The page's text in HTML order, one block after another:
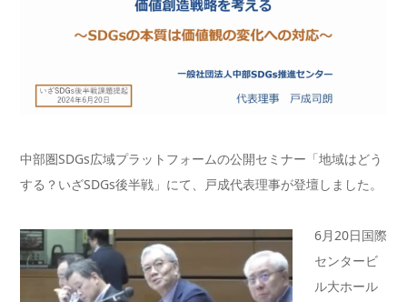
中部圏SDGs広域プラットフォームの公開セミナー「地域はどう
する？いざSDGs後半戦」にて、戸成代表理事が登壇しました。
6月20日国際
センタービ
ル大ホール